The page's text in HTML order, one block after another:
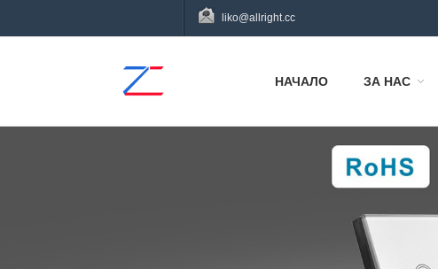
liko@allright.cc
НАЧАЛО ЗА НАС